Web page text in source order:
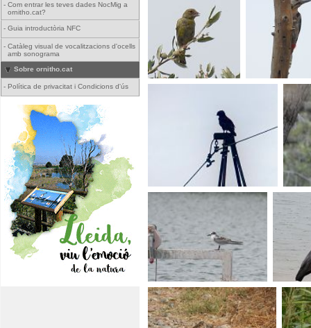
- Com entrar les teves dades NocMig a
ornitho.cat?
- Guia introductòria NFC
- Catàleg visual de vocalitzacions d'ocells
amb sonograma
Sobre ornitho.cat
- Política de privacitat i Condicions d'ús